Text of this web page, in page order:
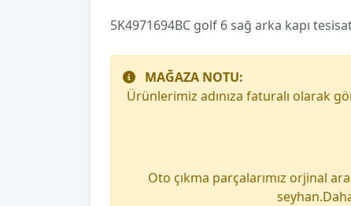
5K4971694BC golf 6 sağ arka kapı
MAĞAZA NOTU:
Ürünlerimiz adınıza faturalı olarak
Oto çıkma parçalarımız orjinal